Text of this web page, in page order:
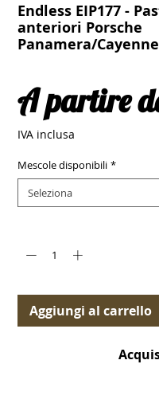
Endless EIP177 -
anteriori Porsche
Panamera/
A partire
IVA inclusa
Mescole disponibili *
Seleziona
Aggiungi al carrello